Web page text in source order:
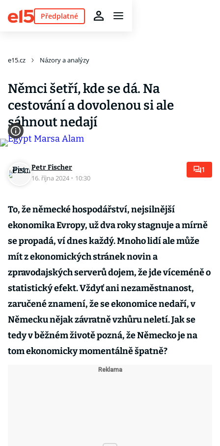
Předplatné
e15.cz Názory a analýzy
Němci šetří, kde se dá. Na
cestování a dovolenou si ale
sáhnout nedají
Petr Fischer
16. října 2024 · 10:30
1
To, že německé hospodářství, nejsilnější
ekonomika Evropy, už dva roky stagnuje a mírně
se propadá, ví dnes každý. Mnoho lidí ale může
mít z ekonomických stránek novin a
zpravodajských serverů dojem, že jde víceméně o
statistický efekt. Vždyť ani nezaměstnanost,
zaručené znamení, že se ekonomice nedaří, v
Německu nějak závratně vzhůru neletí. Jak se
tedy v běžném životě pozná, že Německo je na
tom ekonomicky momentálně špatně?